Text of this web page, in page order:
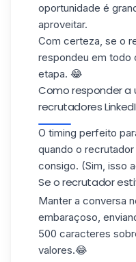
oportunidade é
aproveitar.
Com certeza, se o
respondeu em todo
etapa. 😂
Como responder
recrutadores
O timing perfeito
quando o
consigo. (Sim, isso
Se o recrutador
Manter a conversa
embaraçoso,
500 caracteres
valores.😂